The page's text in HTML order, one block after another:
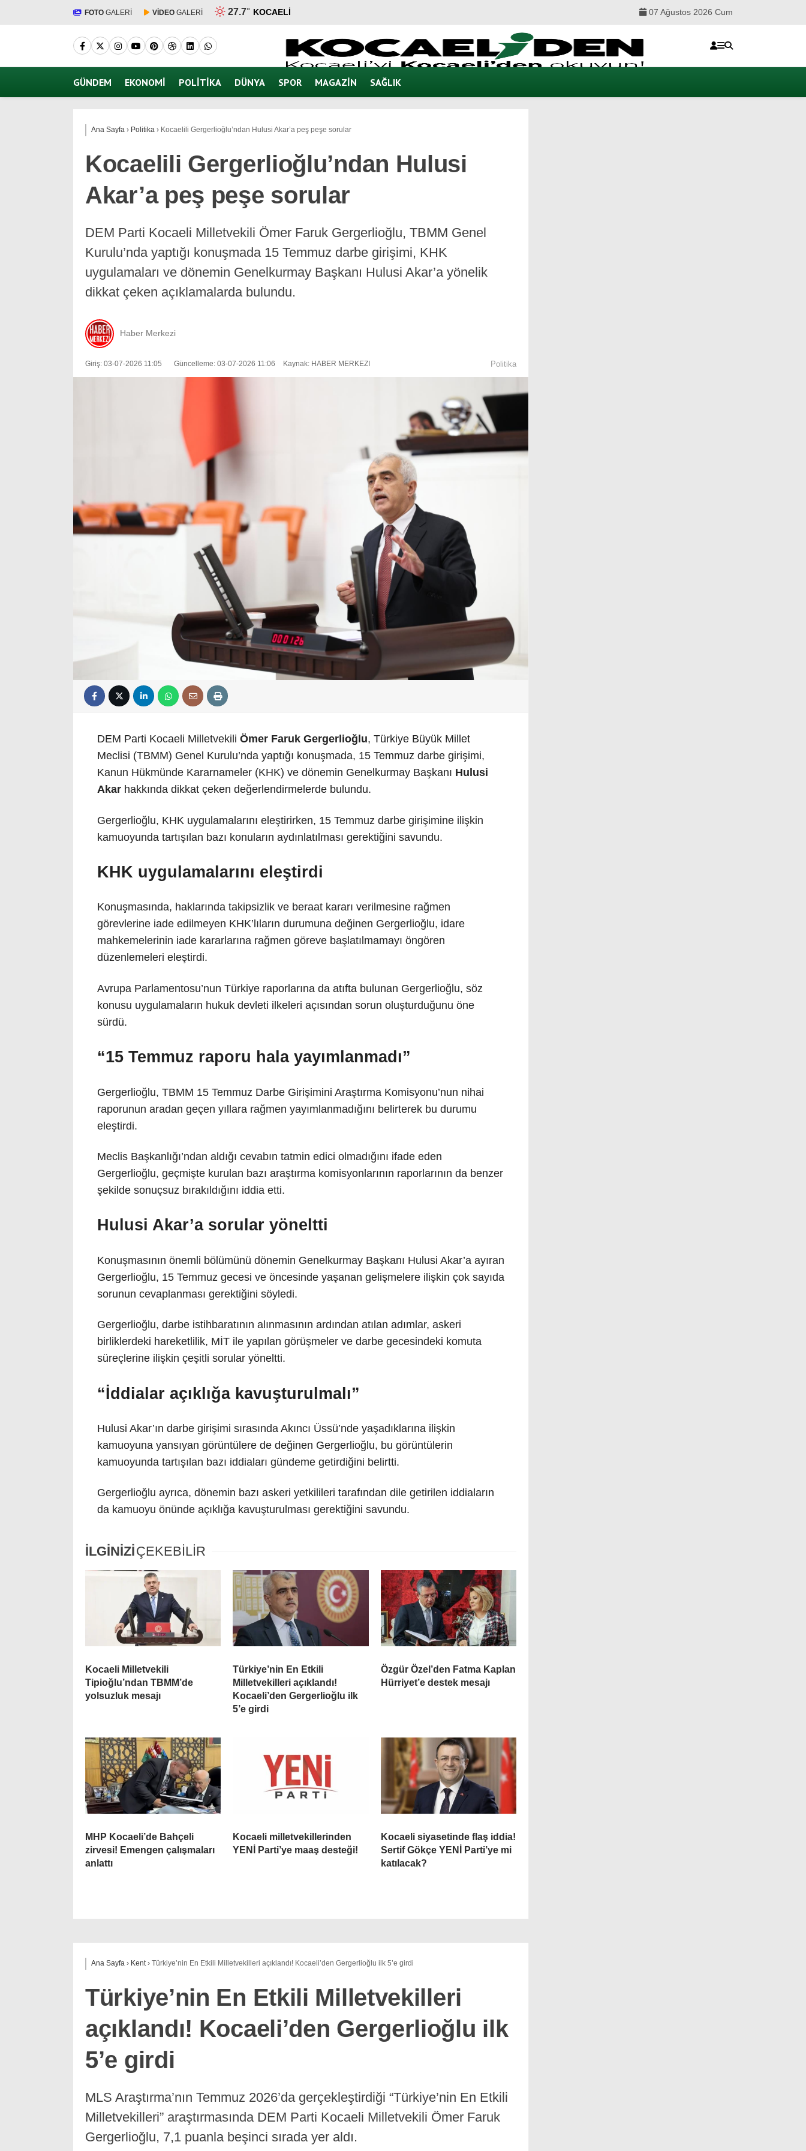
FOTO GALERİ VİDEO GALERİ 27.7° KOCAELI 07 Ağustos 2026 Cum
GÜNDEM EKONOMI POLITIKA DÜNYA SPOR MAGAZIN SAĞLIK
Ana Sayfa › Politika › Kocaelili Gergerlioğlu’ndan Hulusi Akar’a peş peşe sorular
Kocaelili Gergerlioğlu’ndan Hulusi
Akar’a peş peşe sorular
DEM Parti Kocaeli Milletvekili Ömer Faruk Gergerlioğlu, TBMM Genel
Kurulu’nda yaptığı konuşmada 15 Temmuz darbe girişimi, KHK
uygulamaları ve dönemin Genelkurmay Başkanı Hulusi Akar’a yönelik
dikkat çeken açıklamalarda bulundu.
Haber Merkezi
Giriş: 03-07-2026 11:05 Güncelleme: 03-07-2026 11:06 Kaynak: HABER MERKEZI Politika
DEM Parti Kocaeli Milletvekili Ömer Faruk Gergerlioğlu, Türkiye Büyük Millet
Meclisi (TBMM) Genel Kurulu’nda yaptığı konuşmada, 15 Temmuz darbe girişimi,
Kanun Hükmünde Kararnameler (KHK) ve dönemin Genelkurmay Başkanı Hulusi
Akar hakkında dikkat çeken değerlendirmelerde bulundu.
Gergerlioğlu, KHK uygulamalarını eleştirirken, 15 Temmuz darbe girişimine ilişkin
kamuoyunda tartışılan bazı konuların aydınlatılması gerektiğini savundu.
KHK uygulamalarını eleştirdi
Konuşmasında, haklarında takipsizlik ve beraat kararı verilmesine rağmen
görevlerine iade edilmeyen KHK’lıların durumuna değinen Gergerlioğlu, idare
mahkemelerinin iade kararlarına rağmen göreve başlatılmamayı öngören
düzenlemeleri eleştirdi.
Avrupa Parlamentosu’nun Türkiye raporlarına da atıfta bulunan Gergerlioğlu, söz
konusu uygulamaların hukuk devleti ilkeleri açısından sorun oluşturduğunu öne
sürdü.
“15 Temmuz raporu hala yayımlanmadı”
Gergerlioğlu, TBMM 15 Temmuz Darbe Girişimini Araştırma Komisyonu’nun nihai
raporunun aradan geçen yıllara rağmen yayımlanmadığını belirterek bu durumu
eleştirdi.
Meclis Başkanlığı’ndan aldığı cevabın tatmin edici olmadığını ifade eden
Gergerlioğlu, geçmişte kurulan bazı araştırma komisyonlarının raporlarının da benzer
şekilde sonuçsuz bırakıldığını iddia etti.
Hulusi Akar’a sorular yöneltti
Konuşmasının önemli bölümünü dönemin Genelkurmay Başkanı Hulusi Akar’a ayıran
Gergerlioğlu, 15 Temmuz gecesi ve öncesinde yaşanan gelişmelere ilişkin çok sayıda
sorunun cevaplanması gerektiğini söyledi.
Gergerlioğlu, darbe istihbaratının alınmasının ardından atılan adımlar, askeri
birliklerdeki hareketlilik, MİT ile yapılan görüşmeler ve darbe gecesindeki komuta
süreçlerine ilişkin çeşitli sorular yöneltti.
“İddialar açıklığa kavuşturulmalı”
Hulusi Akar’ın darbe girişimi sırasında Akıncı Üssü’nde yaşadıklarına ilişkin
kamuoyuna yansıyan görüntülere de değinen Gergerlioğlu, bu görüntülerin
kamuoyunda tartışılan bazı iddiaları gündeme getirdiğini belirtti.
Gergerlioğlu ayrıca, dönemin bazı askeri yetkilileri tarafından dile getirilen iddiaların
da kamuoyu önünde açıklığa kavuşturulması gerektiğini savundu.
İLGİNİZİÇEKEBİLİR
Kocaeli Milletvekili
Tipioğlu’ndan TBMM’de
yolsuzluk mesajı
Türkiye’nin En Etkili
Milletvekilleri açıklandı!
Kocaeli’den Gergerlioğlu ilk
5’e girdi
Özgür Özel’den Fatma Kaplan
Hürriyet’e destek mesajı
MHP Kocaeli’de Bahçeli
zirvesi! Emengen çalışmaları
anlattı
Kocaeli milletvekillerinden
YENİ Parti’ye maaş desteği!
Kocaeli siyasetinde flaş iddia!
Sertif Gökçe YENİ Parti’ye mi
katılacak?
Ana Sayfa › Kent › Türkiye’nin En Etkili Milletvekilleri açıklandı! Kocaeli’den Gergerlioğlu ilk 5’e girdi
Türkiye’nin En Etkili Milletvekilleri
açıklandı! Kocaeli’den Gergerlioğlu ilk
5’e girdi
MLS Araştırma’nın Temmuz 2026’da gerçekleştirdiği “Türkiye’nin En Etkili
Milletvekilleri” araştırmasında DEM Parti Kocaeli Milletvekili Ömer Faruk
Gergerlioğlu, 7,1 puanla beşinci sırada yer aldı.